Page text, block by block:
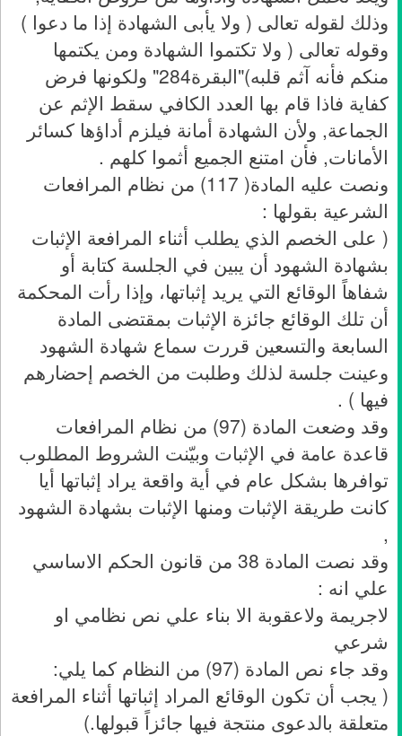
وذلك لقوله تعالى ( ولا يأبى الشهادة إذا ما دعوا )
وقوله تعالى ( ولا تكتموا الشهادة ومن يكتمها
منكم فأنه آثم قلبه)"البقرة284" ولكونها فرض
كفاية فاذا قام بها العدد الكافي سقط الإثم عن
الجماعة, ولأن الشهادة أمانة فيلزم أداؤها كسائر
الأمانات, فأن امتنع الجميع أثموا كلهم .
ونصت عليه المادة( 117) من نظام المرافعات
الشرعية بقولها :
( على الخصم الذي يطلب أثناء المرافعة الإثبات
بشهادة الشهود أن يبين في الجلسة كتابة أو
شفاهاً الوقائع التي يريد إثباتها، وإذا رأت المحكمة
أن تلك الوقائع جائزة الإثبات بمقتضى المادة
السابعة والتسعين قررت سماع شهادة الشهود
وعينت جلسة لذلك وطلبت من الخصم إحضارهم
فيها ) .
وقد وضعت المادة (97) من نظام المرافعات
قاعدة عامة في الإثبات وبيّنت الشروط المطلوب
توافرها بشكل عام في أية واقعة يراد إثباتها أيا
كانت طريقة الإثبات ومنها الإثبات بشهادة الشهود
,
وقد نصت المادة 38 من قانون الحكم الاساسي
علي انه :
لاجريمة ولاعقوبة الا بناء علي نص نظامي او
شرعي
وقد جاء نص المادة (97) من النظام كما يلي:
( يجب أن تكون الوقائع المراد إثباتها أثناء المرافعة
متعلقة بالدعوى منتجة فيها جائزاً قبولها.)